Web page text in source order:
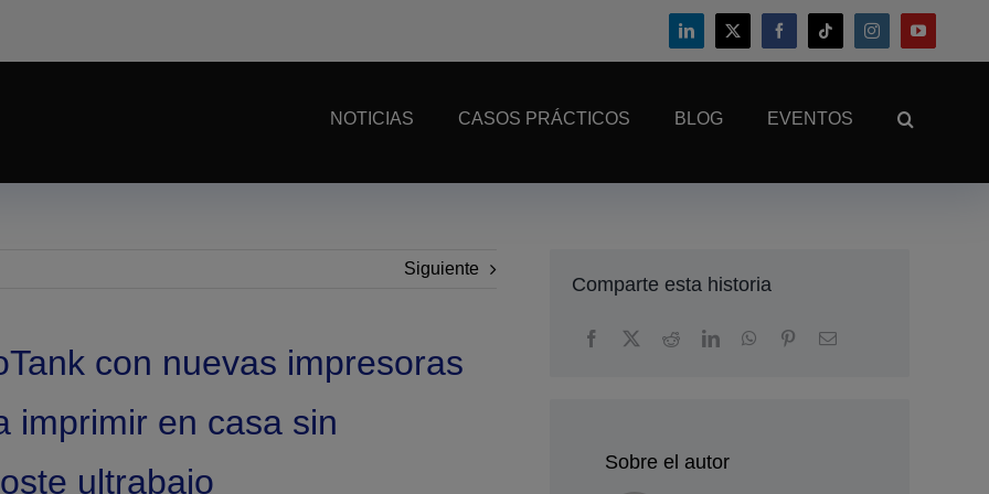
NOTICIAS CASOS PRÁCTICOS BLOG EVENTOS
Siguiente
con nuevas impresoras
imprimir en casa sin
ultrabajo
Comparte esta historia
Sobre el autor